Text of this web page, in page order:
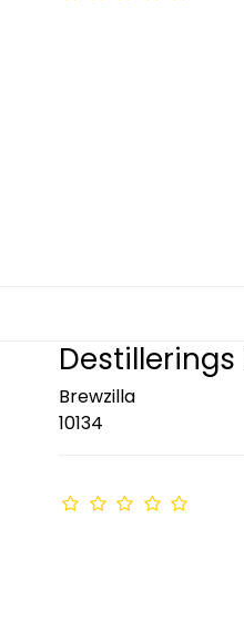
Brewzilla
10134